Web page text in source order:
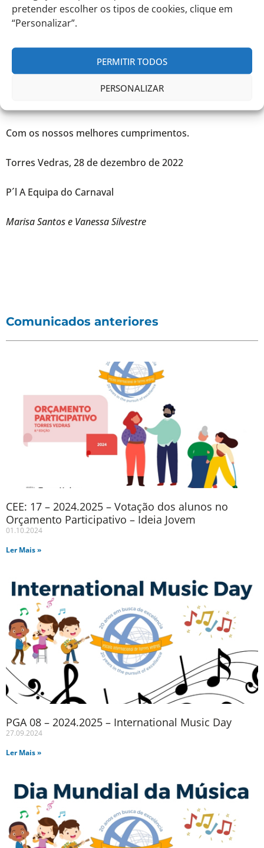
pretender escolher os tipos de cookies, clique em
“Personalizar”.
PERMITIR TODOS
PERSONALIZAR
conjuntamente com a faturação de fevereiro.
Agradecemos também que proceda à respetiva
Com os nossos melhores cumprimentos.
Torres Vedras, 28 de dezembro de 2022
P´l A Equipa do Carnaval
Marisa Santos e Vanessa Silvestre
Comunicados anteriores
CEE: 17 – 2024.2025 – Votação dos alunos no
Orçamento Participativo – Ideia Jovem
01.10.2024
Ler Mais »
PGA 08 – 2024.2025 – International Music Day
27.09.2024
Ler Mais »